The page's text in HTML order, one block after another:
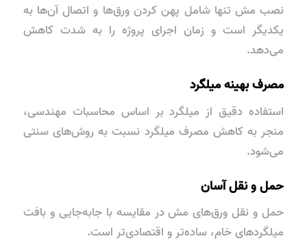
نصب مش تنها شامل پهن کردن ورق‌ها و اتصال آن‌ها به
یکدیگر است و زمان اجرای پروژه را به شدت کاهش
می‌دهد.
مصرف بهینه میلگرد
استفاده دقیق از میلگرد بر اساس محاسبات مهندسی،
منجر بهکاهش مصرف میلگرد نسبت به روش‌های سنتی
می‌شود.
حمل و نقل آسان
حمل و نقل ورق‌های مش در مقایسه با جابه‌جایی و بافت
میلگردهای خام، ساده‌تر و اقتصادی‌تر است.